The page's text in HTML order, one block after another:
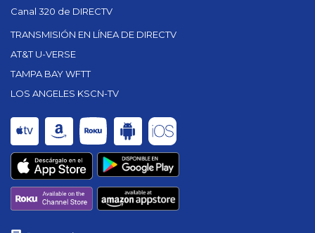
Canal 320 de DIRECTV
TRANSMISIÓN EN LÍNEA DE DIRECTV
AT&T U-VERSE
TAMPA BAY WFTT
LOS ANGELES KSCN-TV